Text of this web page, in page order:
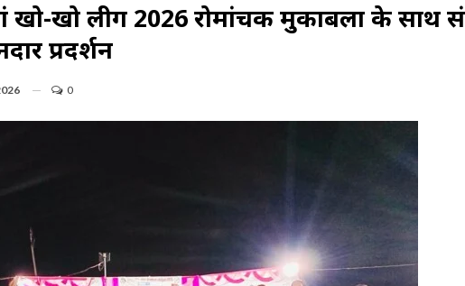
खो लीग 2026 रोमांचक मुकाबलों के साथ
प्रदर्शन
0